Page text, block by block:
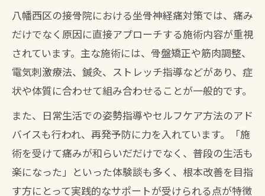
八幡西区の接骨院における坐骨神経痛対策では、痛み
だけでなく原因に直接アプローチする施術内容が重視
されています。主な施術には、骨盤矯正や筋肉調整、
電気刺激療法、鍼灸、ストレッチ指導などがあり、症
状や体質に合わせて組み合わせることが一般的です。
また、日常生活での姿勢指導やセルフケア方法のアド
バイスも行われ、再発予防に力を入れています。「施
術を受けて痛みが和らいだだけでなく、普段の生活も
楽になった」といった体験談も多く、根本改善を目指
す方にとって実践的なサポートが受けられる点が特徴